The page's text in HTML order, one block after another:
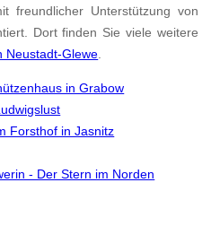
freundlicher Unterstützung von
Dort finden Sie viele weitere
Neustadt-Glewe
in Grabow
Forsthof in Jasnitz
- Der Stern im Norden